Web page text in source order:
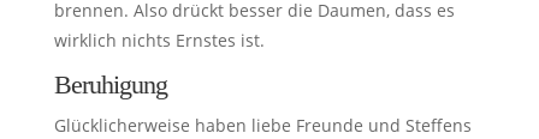
brennen. Also drückt besser die Daumen, dass es
wirklich nichts Ernstes ist.
Beruhigung
Glücklicherweise haben liebe Freunde und Steffens